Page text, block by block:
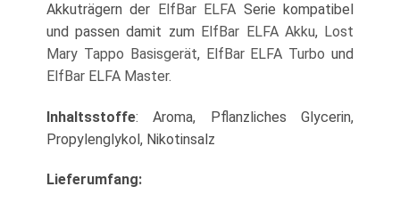
Akkuträgern der ElfBar ELFA Serie kompatibel
und passen damit zum ElfBar ELFA Akku, Lost
Mary Tappo Basisgerät, ElfBar ELFA Turbo und
ElfBar ELFA Master.
Inhaltsstoffe: Aroma, Pflanzliches Glycerin,
Propylenglykol, Nikotinsalz
Lieferumfang: